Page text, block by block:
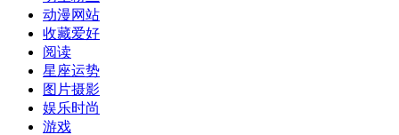
动漫网站
收藏爱好
阅读
星座运势
图片摄影
娱乐时尚
游戏